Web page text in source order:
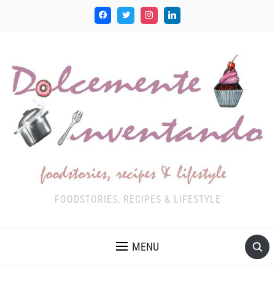
FOODSTORIES, RECIPES & LIFESTYLE
MENU